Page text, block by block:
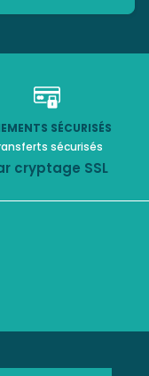
SÉCURISÉS
sécurisés
cryptage SSL